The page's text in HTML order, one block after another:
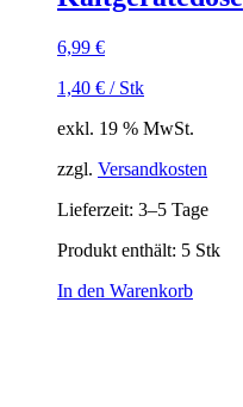
6,99 €
1,40 € / Stk
exkl. 19 % MwSt.
zzgl. Versandkosten
Lieferzeit: 3–5 Tage
Produkt enthält: 5 Stk
In den Warenkorb